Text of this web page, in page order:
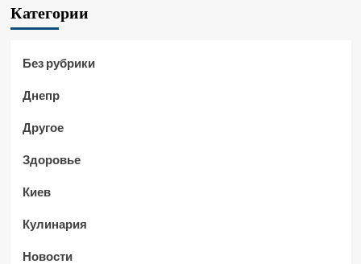
Категории
Без рубрики
Днепр
Другое
Здоровье
Киев
Кулинария
Новости